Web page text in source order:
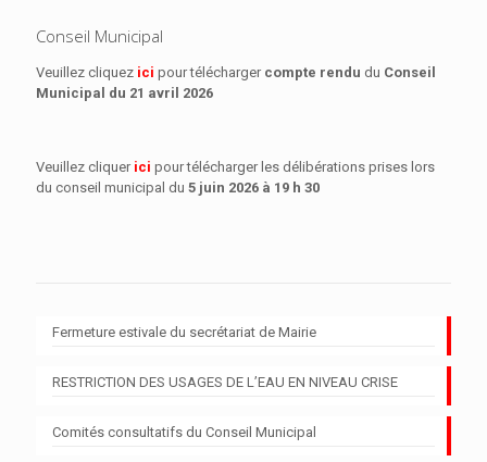
Conseil Municipal
Veuillez cliquez ici pour télécharger compte rendu du Conseil
Municipal du 21 avril 2026
Veuillez cliquer ici pour télécharger les délibérations prises lors
du conseil municipal du 5 juin 2026 à 19 h 30
Fermeture estivale du secrétariat de Mairie
RESTRICTION DES USAGES DE L’EAU EN NIVEAU CRISE
Comités consultatifs du Conseil Municipal